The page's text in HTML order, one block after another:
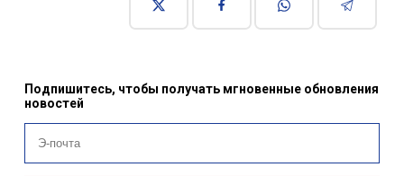
Подпишитесь, чтобы получать мгновенные обновления
новостей